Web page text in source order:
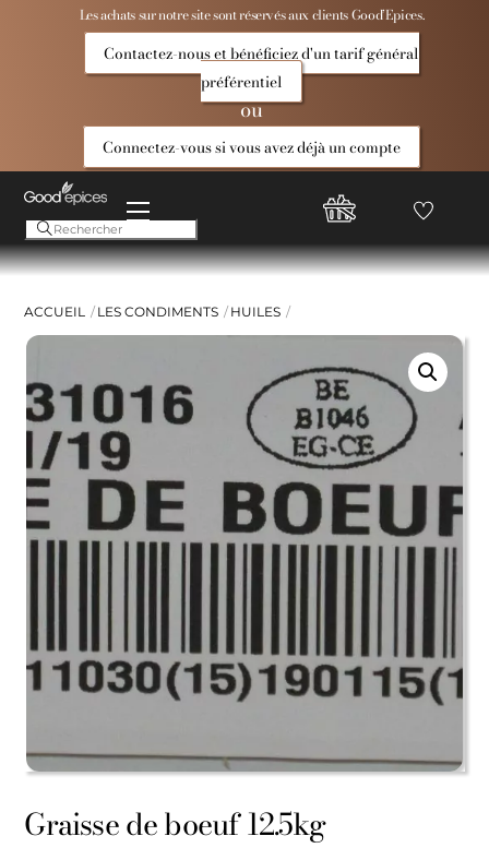
Les achats sur notre site sont réservés aux clients Good’Epices.
Contactez-nous et bénéficiez d'un tarif général
préférentiel
ou
Connectez-vous si vous avez déjà un compte
Menu
Compte
Good
Favoris
ACCUEIL LES CONDIMENTS HUILES
Graisse de boeuf 12.5kg